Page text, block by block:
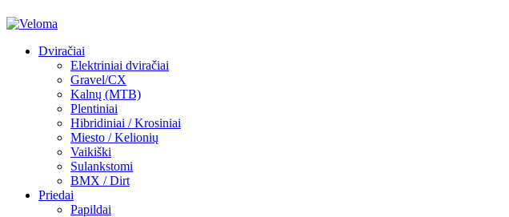
Dviračiai
Elektriniai dviračiai
Gravel/CX
Kalnų (MTB)
Plentiniai
Hibridiniai / Krosiniai
Miesto / Kelionių
Vaikiški
Sulankstomi
BMX / Dirt
Priedai
Papildai